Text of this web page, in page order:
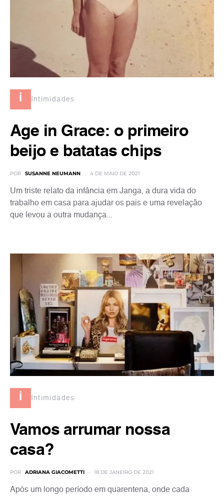
i Intimidades
Age in Grace: o primeiro
beijo e batatas chips
POR SUSANNE NEUMANN 4 DE MAIO DE 2021
Um triste relato da infância em Janga, a dura vida do
trabalho em casa para ajudar os pais e uma revelação
que levou a outra mudança...
i Intimidades
Vamos arrumar nossa
casa?
POR ADRIANA GIACOMETTI 18 DE JANEIRO DE 2021
Após um longo período em quarentena, onde cada